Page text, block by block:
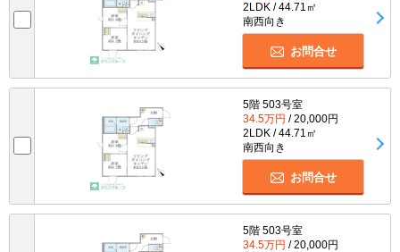
2LDK / 44.71㎡
南西向き
お問合せ
5階 503号室
34.5万円 / 20,000円
2LDK / 44.71㎡
南西向き
お問合せ
5階 503号室
34.5万円 / 20,000円